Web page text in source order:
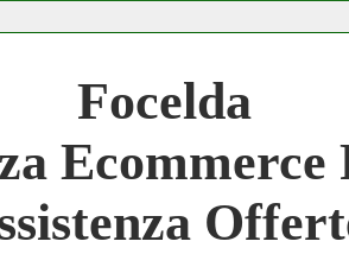
€ Mese
Focelda
Ecommerce